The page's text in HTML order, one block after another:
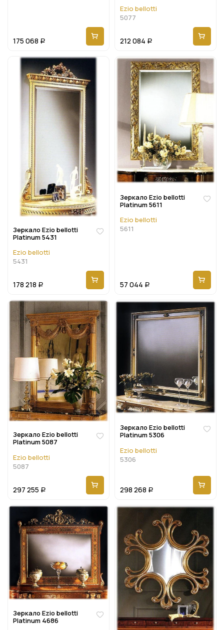
175 068 Р
Ezio bellotti
5077
212 084 Р
Зеркало Ezio bellotti
Platinum 5431
Ezio bellotti
5431
178 218 Р
Зеркало Ezio bellotti
Platinum 5611
Ezio bellotti
5611
57 044 Р
Зеркало Ezio bellotti
Platinum 5087
Ezio bellotti
5087
297 255 Р
Зеркало Ezio bellotti
Platinum 5306
Ezio bellotti
5306
298 268 Р
Зеркало Ezio bellotti
Platinum 4686